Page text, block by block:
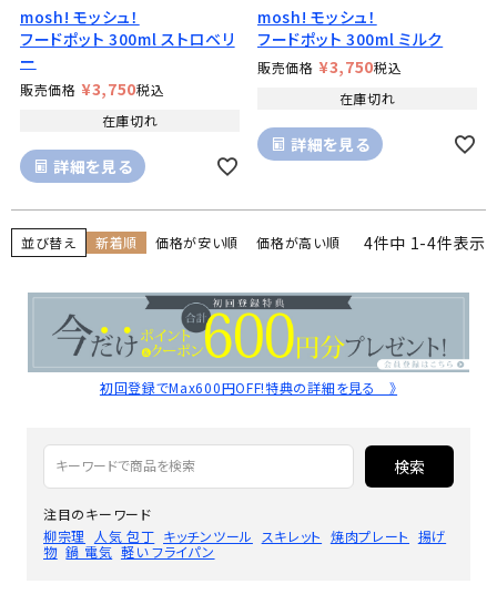
mosh! モッシュ！
フードポット 300ml ストロベリ
ー
販売価格 ¥3,750税込
在庫切れ
詳細を見る
mosh! モッシュ！
フードポット 300ml ミルク
販売価格 ¥3,750税込
在庫切れ
詳細を見る
並び替え 新着順 価格が安い順 価格が高い順 4件中 1-4件表示
初回登録でMax600円OFF!特典の詳細を見る 》
検索
注目のキーワード
柳宗理 人気 包丁 キッチンツール スキレット 焼肉プレート 揚げ
物 鍋 電気 軽い フライパン